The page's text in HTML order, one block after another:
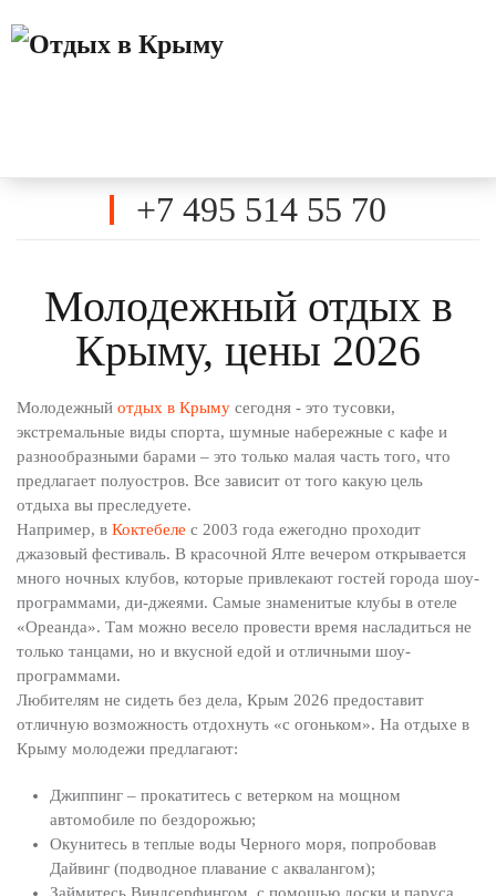
+7 495 514 55 70
Молодежный отдых в
Крыму, цены 2026
Молодежный отдых в Крыму сегодня - это тусовки,
экстремальные виды спорта, шумные набережные с кафе и
разнообразными барами – это только малая часть того, что
предлагает полуостров. Все зависит от того какую цель
отдыха вы преследуете.
Например, в Коктебеле с 2003 года ежегодно проходит
джазовый фестиваль. В красочной Ялте вечером открывается
много ночных клубов, которые привлекают гостей города шоу-
программами, ди-джеями. Самые знаменитые клубы в отеле
«Ореанда». Там можно весело провести время насладиться не
только танцами, но и вкусной едой и отличными шоу-
программами.
Любителям не сидеть без дела, Крым 2026 предоставит
отличную возможность отдохнуть «с огоньком». На отдыхе в
Крыму молодежи предлагают:
Джиппинг – прокатитесь с ветерком на мощном
автомобиле по бездорожью;
Окунитесь в теплые воды Черного моря, попробовав
Дайвинг (подводное плавание с аквалангом);